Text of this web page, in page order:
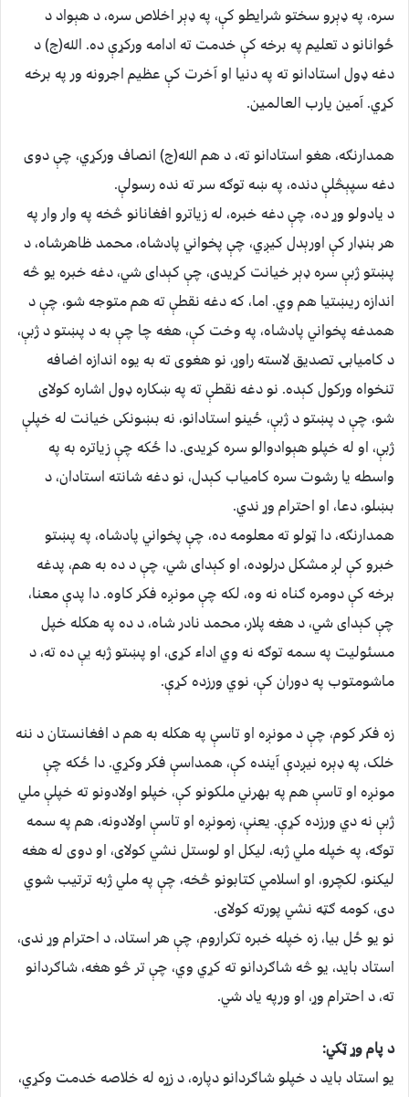
سره، په ډېرو سختو شرایطو کې، په ډېر اخلاص سره، د هېواد د
ځوانانو د تعلیم په برخه کې خدمت ته ادامه ورکړې ده. الله(ج) د
دغه ډول استادانو ته په دنیا او آخرت کې عظیم اجرونه ور په برخه
کړي. آمین یارب العالمین.
همدارنګه، هغو استادانو ته، د هم الله(ج) انصاف ورکړي، چې دوی
دغه سپېڅلې دنده، په ښه توګه سر ته نده رسولې.
د یادولو وړ ده، چې دغه خبره، له زیاترو افغانانو څخه په وار وار په
هر بنډار کې اورېدل کیږي، چې پخواني پادشاه، محمد ظاهرشاه، د
پښتو ژبې سره ډېر خیانت کړیدی، چې کېدای شي، دغه خبره یو څه
اندازه ریښتیا هم وي. اما، که دغه نقطې ته هم متوجه شو، چې د
همدغه پخواني پادشاه، په وخت کې، هغه چا چې به د پښتو د ژبې،
د کامیابۍ تصدیق لاسته راوړ، نو هغوی ته به یوه اندازه اضافه
تنخواه ورکول کېده. نو دغه نقطې ته په ښکاره ډول اشاره کولای
شو، چې د پښتو د ژبې، ځینو استادانو، نه بښونکی خیانت له خپلې
ژبې، او له خپلو هېوادوالو سره کړیدی. دا ځکه چې زیاتره به په
واسطه یا رشوت سره کامیاب کېدل، نو دغه شانته استادان، د
بښلو، دعا، او احترام وړ ندي.
همدارنګه، دا ټولو ته معلومه ده، چې پخواني پادشاه، په پښتو
خبرو کې لږ مشکل درلوده، او کېدای شي، چې د ده به هم، پدغه
برخه کې دومره ګناه نه وه، لکه چې مونږه فکر کاوه. دا پدې معنا،
چې کېدای شي، د هغه پلار، محمد نادر شاه، د ده په هکله خپل
مسىٔولیت په سمه توګه نه وي اداء کړی، او پښتو ژبه یې ده ته، د
ماشومتوب په دوران کې، نوي ورزده کړې.
زه فکر کوم، چې د مونږه او تاسې په هکله به هم د افغانستان د ننه
خلک، په ډېره نیږدې آینده کې، همداسې فکر وکړي. دا ځکه چې
مونږه او تاسې هم په بهرني ملکونو کې، خپلو اولادونو ته خپلې ملي
ژبې نه دي ورزده کړې. یعنې، زمونږه او تاسې اولادونه، هم په سمه
توګه، په خپله ملي ژبه، لیکل او لوستل نشي کولای، او دوی له هغه
لیکنو، لکچرو، او اسلامي کتابونو څخه، چې په ملي ژبه ترتیب شوي
دى، کومه ګټه نشي پورته کولای.
نو یو ځل بیا، زه خپله خبره تکراروم، چې هر استاد، د احترام وړ ندی،
استاد باید، یو څه شاګردانو ته کړي وي، چې تر څو هغه، شاګردانو
ته، د احترام وړ، او ورپه یاد شي.
د پام وړ ټکي:
یو استاد باید د خپلو شاګردانو دپاره، د زړه له خلاصه خدمت وکړي،